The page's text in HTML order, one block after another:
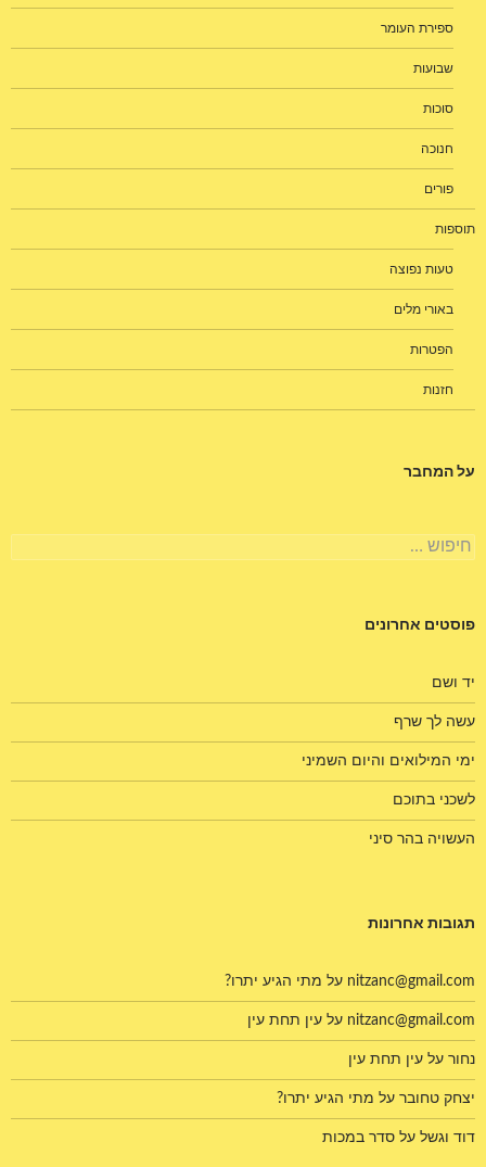
ספירת העומר
שבועות
סוכות
חנוכה
פורים
תוספות
טעות נפוצה
באורי מלים
הפטרות
חזנות
על המחבר
חיפוש:
פוסטים אחרונים
יד ושם
עשה לך שרף
ימי המילואים והיום השמיני
לשכני בתוכם
העשויה בהר סיני
תגובות אחרונות
nitzanc@gmail.com על מתי הגיע יתרו?
nitzanc@gmail.com על עין תחת עין
נחור על עין תחת עין
יצחק טחובר על מתי הגיע יתרו?
דוד וגשל על סדר במכות